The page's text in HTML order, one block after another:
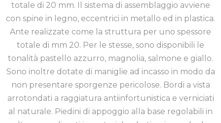
totale di 20 mm. Il sistema di assemblaggio avviene
con spine in legno, eccentrici in metallo ed in plastica.
Ante realizzate come la struttura per uno spessore
totale di mm 20. Per le stesse, sono disponibili le
tonalità pastello azzurro, magnolia, salmone e giallo.
Sono inoltre dotate di maniglie ad incasso in modo da
non presentare sporgenze pericolose. Bordi a vista
arrotondati a raggiatura antiinfortunistica e verniciati
al naturale. Piedini di appoggio alla base regolabili in